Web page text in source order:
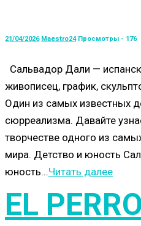
21/04/2026 Maestro24 Просмотры - 176
Сальвадор Дали —
живописец, график,
Один из самых известных
сюрреализма. Давайте
творчестве одного из
мира. Детство и юность
юность...Читать далее
EL